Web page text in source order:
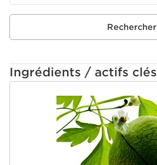
Rechercher
Ingrédients / actifs clés
ALLER AU CONTENU